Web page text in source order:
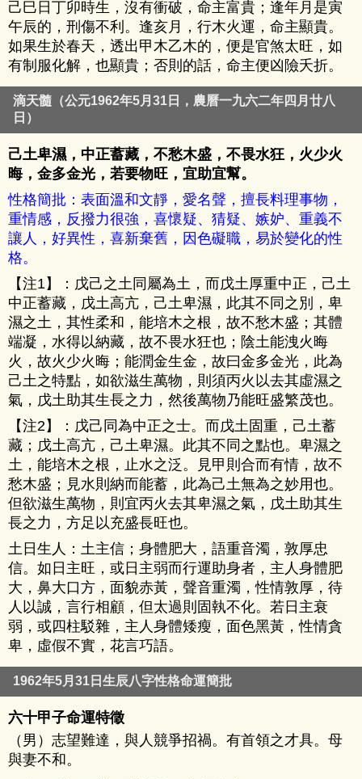
己巳日丁卯時生，沒有衝破，命主富貴；逢年月是寅
午辰的，刑傷不利。逢亥月，行木火運，命主顯貴。
如果生於春天，透出甲木乙木的，便是官煞太旺，如
有制服化解，也顯貴；否則的話，命主便凶險夭折。
滴天髓（公元1962年5月31日，農曆一九六二年四月廿八
日）
己土卑濕，中正蓄藏，不愁木盛，不畏水狂，火少火
晦，金多金光，若要物旺，宜助宜幫。
性格簡批：表面溫和文靜，愛名聲，擅長料理事物，
重情感，反撥力很強，喜懷疑、猜疑、嫉妒、重義不
讓人，好異性，喜新棄舊，因色礙職，易於變化的性
格。
【注1】：戊己之土同屬為土，而戊土厚重中正，己土
中正蓄藏，戊土高亢，己土卑濕，此其不同之別，卑
濕之土，其性柔和，能培木之根，故不愁木盛；其體
端凝，水得以納藏，故不畏水狂也；陰土能洩火晦
火，故火少火晦；能潤金生金，故曰金多金光，此為
己土之特點，如欲滋生萬物，則須丙火以去其虛濕之
氣，戊土助其生長之力，然後萬物乃能旺盛繁茂也。
【注2】：戊己同為中正之士。而戊土固重，己土蓄
藏；戊土高亢，己土卑濕。此其不同之點也。卑濕之
土，能培木之根，止水之泛。見甲則合而有情，故不
愁木盛；見水則納而能蓄，此為己土無為之妙用也。
但欲滋生萬物，則宜丙火去其卑濕之氣，戊土助其生
長之力，方足以充盛長旺也。
土日生人：土主信；身體肥大，語重音濁，敦厚忠
信。如日主旺，或日主弱而行運助身者，主人身體肥
大，鼻大口方，面貌赤黃，聲音重濁，性情敦厚，待
人以誠，言行相顧，但太過則固執不化。若日主衰
弱，或四柱駁雜，主人身體矮瘦，面色黑黃，性情貪
卑，虛假不實，花言巧語。
1962年5月31日生辰八字性格命運簡批
六十甲子命運特徵
（男）志望難達，與人競爭招禍。有首領之才具。母
與妻不和。